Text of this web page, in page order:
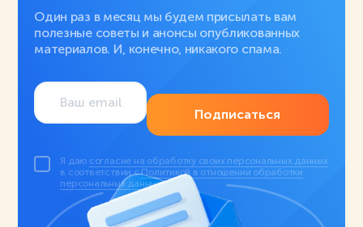
Один раз в месяц мы будем присылать вам
полезные советы и анонсы опубликованных
материалов. И, конечно, никакого спама.
Подписаться
Я даю согласие на обработку своих персональных данных
в соответствии сПолитикой в отношении обработки
персональных данных.